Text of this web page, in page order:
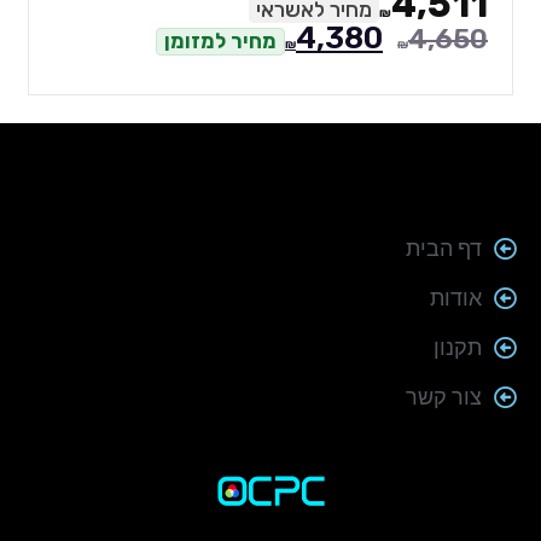
מחיר לאשראי
₪4,380 מחיר למזומן
דף הבית
אודות
תקנון
צור קשר